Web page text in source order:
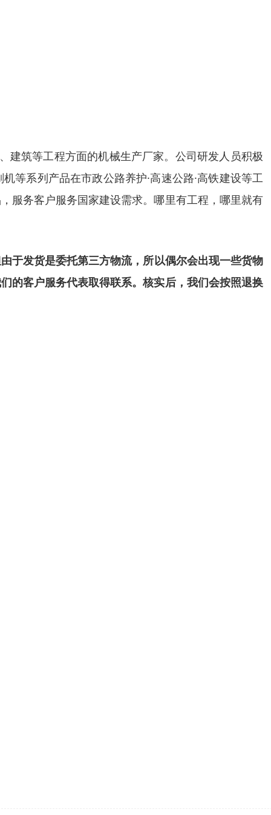
筑等工程方面的机械生产厂家。公司研发人员积极
等系列产品在市政公路养护·高速公路·高铁建设等工
服务客户服务国家建设需求。哪里有工程，哪里就有
于发货是委托第三方物流，所以偶尔会出现一些货物
的客户服务代表取得联系。核实后，我们会按照退换